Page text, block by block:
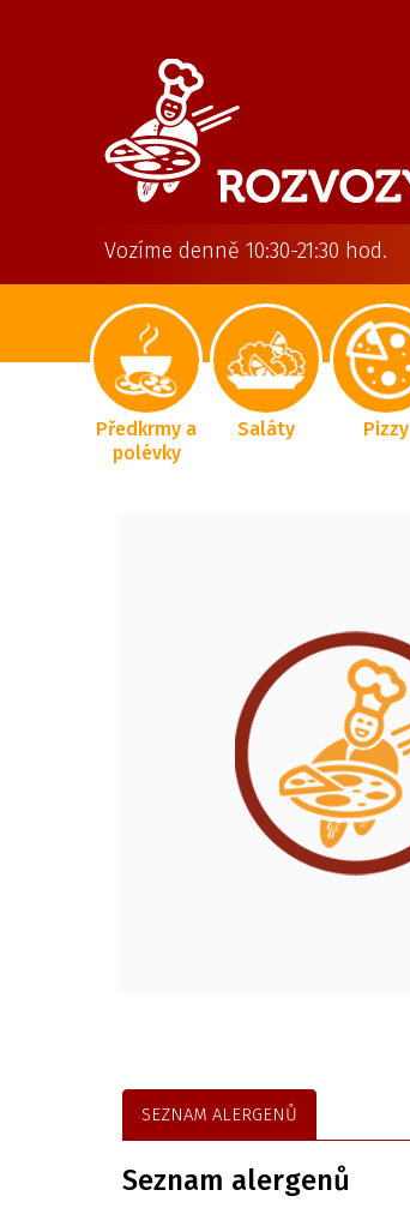
Vozíme denně 10:30-21:30 hod.
Předkrmy a
polévky
Saláty Pizzy
SEZNAM ALERGENŮ
Seznam alergenů